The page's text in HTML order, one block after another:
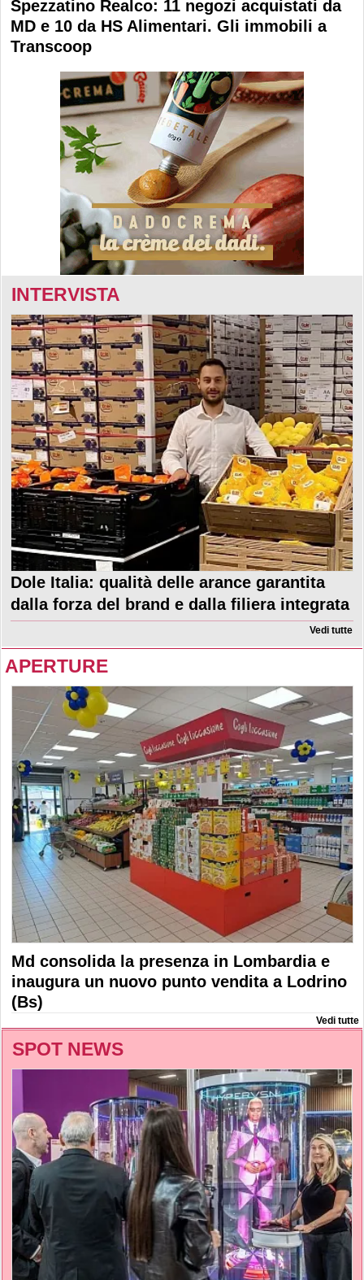
Spezzatino Realco: 11 negozi acquistati da
MD e 10 da HS Alimentari. Gli immobili a
Transcoop
INTERVISTA
Dole Italia: qualità delle arance garantita
dalla forza del brand e dalla filiera integrata
Vedi tutte
APERTURE
Md consolida la presenza in Lombardia e
inaugura un nuovo punto vendita a Lodrino
(Bs)
Vedi tutte
SPOT NEWS